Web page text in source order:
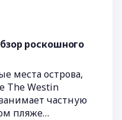
роскошного
места острова,
The Westin
частную
пляже